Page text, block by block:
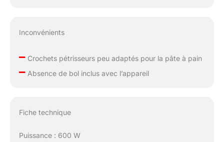
Inconvénients
–Crochets pétrisseurs peu adaptés pour la pâte à pain
–Absence de bol inclus avec l’appareil
Fiche technique
Puissance : 600 W